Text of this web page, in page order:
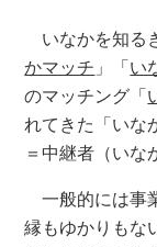
いなかを知る
かマッチ 」「 い
のマッチング「
れてきた「いな
＝中継者（いな
一般的には事
縁もゆかりもな